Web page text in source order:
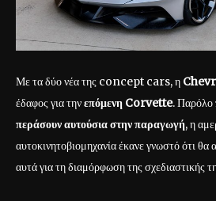
Με τα δύο νέα της concept cars, η
έδαφος για τηνεπόμενη Corvette. Παρόλο
περάσουν αυτούσια στην παραγωγή, η
αυτοκινητοβιομηχανία έκανε γνωστό ότι θα
αυτά για τη διαμόρφωση της σχεδιαστικής